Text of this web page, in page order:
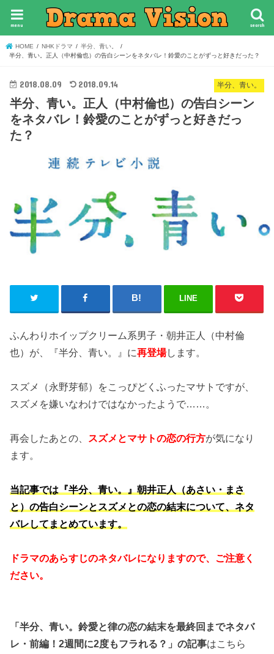
search
menu
HOME NHKドラマ
半分、青い。
半分、青い。正人（中村倫也）の告白シーンをネタバレ！鈴愛のことがずっと好きだった？
半分、青い。
2018.08.09 2018.09.14
半分、青い。正人（中村倫也）の告白シーン
をネタバレ！鈴愛のことがずっと好きだっ
た？
LINE
ふんわりホイップクリーム系男子・朝井正人（中村倫
也）が、『半分、青い。』に再登場します。
スズメ（永野芽郁）をこっぴどくふったマサトですが、
スズメを嫌いなわけではなかったようで……。
再会したあとの、 スズメとマサトの恋の行方が気になり
ます。
当記事では『半分、青い。』朝井正人（あさい・まさ
と）の告白シーンとスズメとの恋の結末について、ネタ
バレしてまとめています。
ドラマのあらすじのネタバレになりますので、ご注意く
ださい。
「半分、青い。鈴愛と律の恋の結末を最終回までネタバ
レ・前編！2週間に2度もフラれる？」の記事はこちら